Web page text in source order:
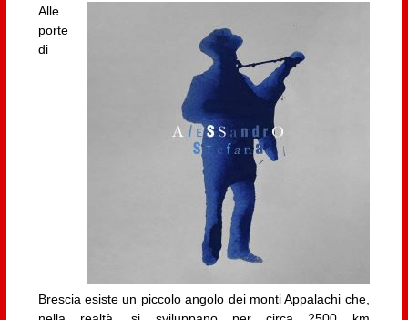
Alle
porte
di
Brescia esiste un piccolo angolo dei monti Appalachi che,